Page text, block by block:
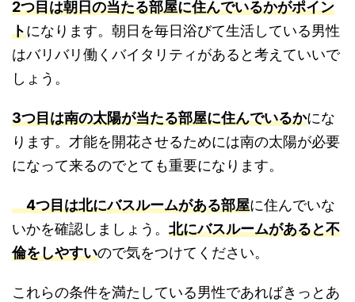
2つ目は朝日の当たる部屋に住んでいるかがポイン
トになります。朝日を毎日浴びて生活している男性
はバリバリ働くバイタリティがあると考えていいで
しょう。
3つ目は南の太陽が当たる部屋に住んでいるかにな
ります。才能を開花させるためには南の太陽が必要
になって来るのでとても重要になります。
4つ目は北にバスルームがある部屋に住んでいな
いかを確認しましょう。 北にバスルームがあると不
倫をしやすいので気をつけてください。
これらの条件を満たしている男性であればきっとあ